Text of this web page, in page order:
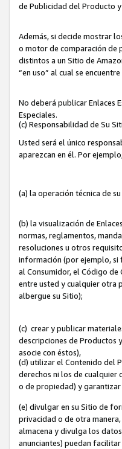
de Publicidad del Producto
Además, si decide mostrar
o motor de comparación de
distintos a un Sitio de
“en uso” al cual se
No deberá publicar Enlaces
Especiales.
(c) Responsabilidad de Su
Usted será el único
aparezcan en él. Por
(a) la operación técnica de
(b) la visualización de
normas, reglamentos,
resoluciones u otros
información (por ejemplo, si
al Consumidor, el Código
entre usted y cualquier otra
albergue su Sitio);
(c) crear y publicar
descripciones de Productos
asocie con éstos),
(d) utilizar el Contenido del
derechos ni los de
o de propiedad) y
(e) divulgar en su Sitio de
privacidad o de otra
almacena y divulga los
anunciantes) puedan